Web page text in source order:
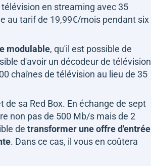
en streaming avec 35
au tarif de 19,99€/mois pendant six
modulable, qu'il est possible de
d'avoir un décodeur de télévision
chaînes de télévision au lieu de 35
sa Red Box. En échange de sept
non pas de 500 Mb/s mais de 2
de transformer une offre d'entrée
. Dans ce cas, il vous en coûtera